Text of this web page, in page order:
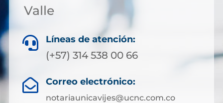
Valle
 Líneas de atención:
(+57) 314 538 00 66
 Correo electrónico:
notariaunicavijes@ucnc.com.co